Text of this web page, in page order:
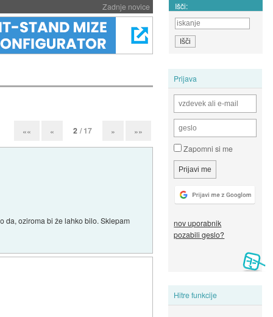
Zadnje novice Išči:
Prijava
Zapomni si me
nov uporabnik
pozabili geslo?
Hitre funkcije
«« « 2 / 17 » »»
da, oziroma bi že lahko bilo. Sklepam